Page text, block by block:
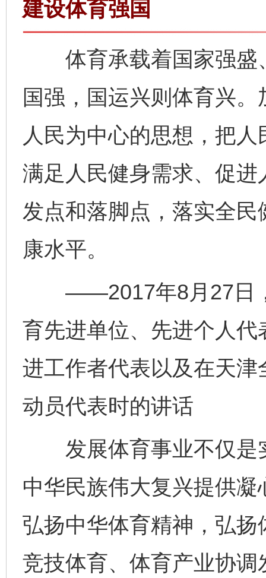
建设体育强国
体育承载着国家强盛
国强，国运兴则体育兴
人民为中心的思想，把
满足人民健身需求、促
发点和落脚点，落实全
康水平。
——2017年8月27日，
育先进单位、先进个人
进工作者代表以及在天
动员代表时的讲话
发展体育事业不仅是
中华民族伟大复兴提供
弘扬中华体育精神，弘
竞技体育、体育产业协